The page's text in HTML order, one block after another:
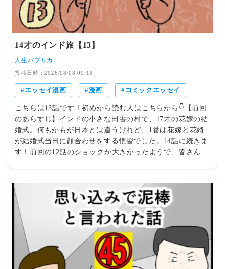
14才のインド旅【13】
人生パプリカ
投稿日時：2026/08/08 09:13
エッセイ漫画 漫画 コミックエッセイ
こちらは13話です！初めから読む人はこちらから👇【前回
のあらすじ】インドの小さな田舎の村で、17才の花嫁の結
婚式。何もかもが日本とは違うけれど、1番は花嫁と花婿
が結婚式当日に顔合わせをする慣習でした。14話に続きま
す！前回の12話のショックが大きかったようで、皆さんが
な・・・・と思いつつ、そういった「悪しき」風習と思え
る世界線の上でも、やはり私にとっては大事な人たちで、
そうした古い慣習や文化の中で今を生きている人たちなの
で、色々とショックを受けつつも、純粋にお祝いをしたあ
の日のことをそのまま漫画にしたという経緯があります。
確かに初見で、アイシャちゃんの涙でエピソードが終わっ
てしまえば、ネガティブな気持ちになるよなー心配になる
よなーと改めて思いました。ここまでで、村の雰囲気や現